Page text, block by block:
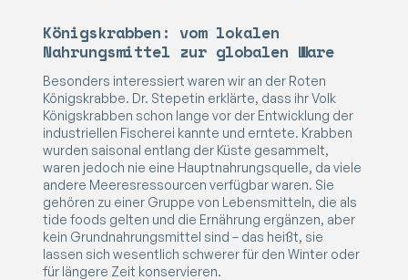
Königskrabben: vom lokalen
Nahrungsmittel zur globalen Ware
Besonders interessiert waren wir an der Roten
Königskrabbe. Dr. Stepetin erklärte, dass ihr Volk
Königskrabben schon lange vor der Entwicklung der
industriellen Fischerei kannte und erntete. Krabben
wurden saisonal entlang der Küste gesammelt,
waren jedoch nie eine Hauptnahrungsquelle, da viele
andere Meeresressourcen verfügbar waren. Sie
gehören zu einer Gruppe von Lebensmitteln, die als
tide foods gelten und die Ernährung ergänzen, aber
kein Grundnahrungsmittel sind – das heißt, sie
lassen sich wesentlich schwerer für den Winter oder
für längere Zeit konservieren.